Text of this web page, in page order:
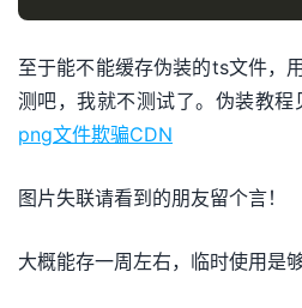
至于能不能缓存伪装的ts文件，
测吧，我就不测试了。伪装教程
png文件欺骗CDN
图片失联请看到的朋友留个言！
大概能存一周左右，临时使用是够